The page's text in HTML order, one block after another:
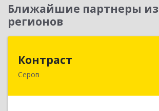
Ближайшие партнеры из
регионов
Контраст
Серов
624993, Свердловская обл, Серов